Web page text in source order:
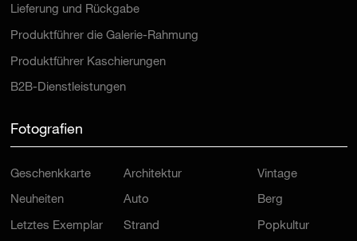
Lieferung und Rückgabe
Produktführer die Galerie-Rahmung
Produktführer Kaschierungen
B2B-Dienstleistungen
Fotografien
Geschenkkarte
Neuheiten
Letztes Exemplar
Architektur
Auto
Strand
Vintage
Berg
Popkultur